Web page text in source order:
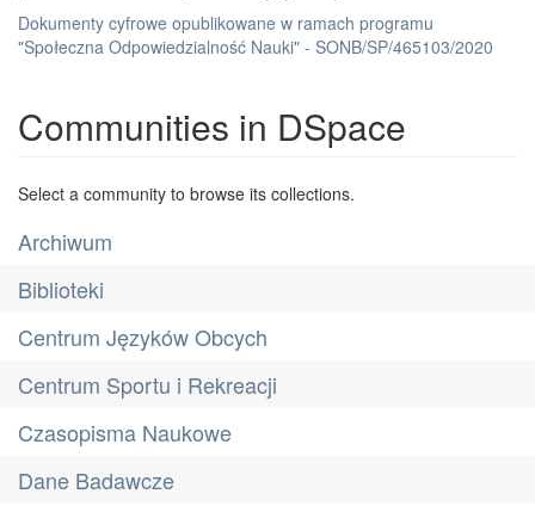
Dokumenty cyfrowe opublikowane w ramach programu
"Społeczna Odpowiedzialność Nauki" - SONB/SP/465103/2020
Communities in DSpace
Select a community to browse its collections.
Archiwum
Biblioteki
Centrum Języków Obcych
Centrum Sportu i Rekreacji
Czasopisma Naukowe
Dane Badawcze